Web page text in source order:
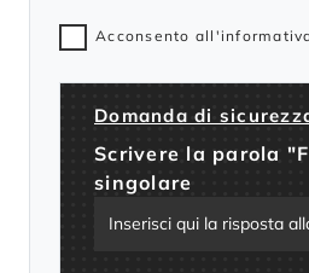
Acconsento
Domanda di
Scrivere la parola
singolare